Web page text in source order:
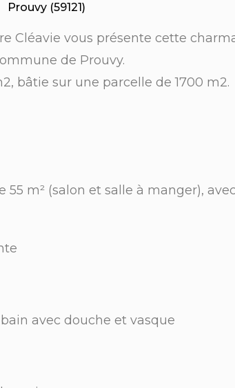
Prouvy (59121)
Cléavie vous présente cette
de Prouvy.
bâtie sur une parcelle de 1700 m2.
m² (salon et salle à manger),
de 19 m²
avec douche et vasque